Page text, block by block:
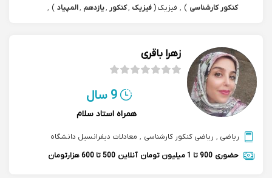
کنکور کارشناسی )
, فیزیک(فیزیک ,کنکور ,یازدهم ,المپیاد )
,
زهرا باقری
9 سال
همراه استاد سلام
ریاضی , ریاضی کنکور کارشناسی , معادلات دیفرانسیل دانشگاه
حضوری 900 تا 1 میلیون تومان آنلاین 500 تا 600 هزارتومان